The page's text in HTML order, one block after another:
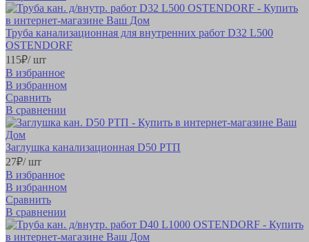
Труба канализационная для внутренних работ D32 L500
OSTENDORF
115₽/ шт
В избранное
В избранном
Сравнить
В сравнении
Заглушка канализационная D50 РТП
27₽/ шт
В избранное
В избранном
Сравнить
В сравнении